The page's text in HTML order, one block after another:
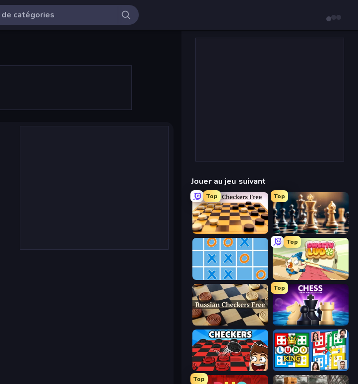
Jouer au jeu suivant
Top
English Checkers Free
Top
Chess Free
Morpion
Top
Sweety Ludo
Russian Checkers Free
Top
Chess Online Multiplayer
Checkers & Draughts Multiplayer Ludo King
Top